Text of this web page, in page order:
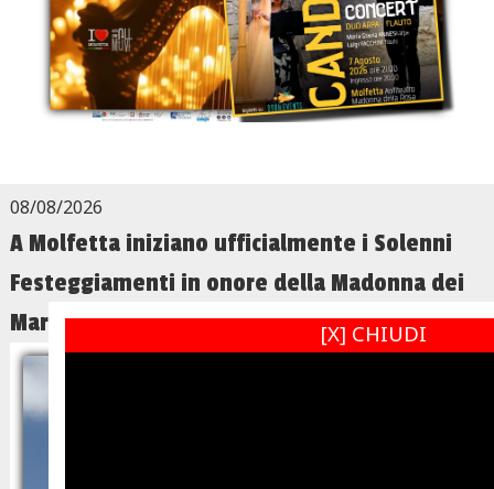
08/08/2026
A Molfetta iniziano ufficialmente i Solenni
Festeggiamenti in onore della Madonna dei
Martiri
[X] CHIUDI